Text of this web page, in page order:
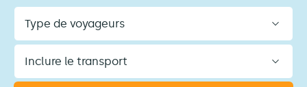
Type
de
Inclure